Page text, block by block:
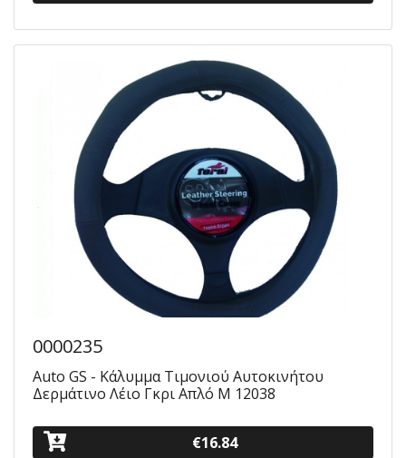
0000235
Auto GS - Κάλυμμα Τιμονιού Αυτοκινήτου
Δερμάτινο Λέιο Γκρι Απλό Μ 12038
€16.84